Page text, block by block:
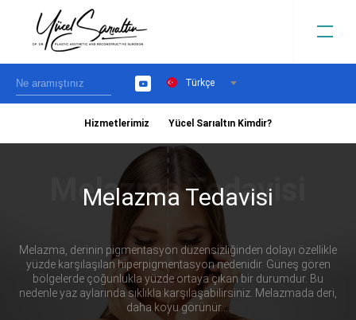
YouTubeTürkçe
Hizmetlerimiz Yücel Sarıaltın Kimdir?
Melazma Tedavisi
Melazma, derinin pigmentasyon düzensizliğinden dolayı özellikle
yüzde karşılaşılan hiperpigmentasyon nedenidir. Güneş gören
bölgelerde çoğunlukla yüzde ortaya çıkan bir durumdur. Bu
nedenle yaz aylarında sıklıkla karşılaşabilirsiniz. Melazmada deri,
daha koyu görünür....